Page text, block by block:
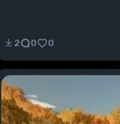
2 0 0